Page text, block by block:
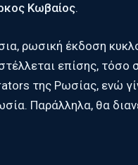
Κωβαίος.
ρωσική έκδοση
επίσης, τόσο
της Ρωσίας, ενώ
Παράλληλα, θα